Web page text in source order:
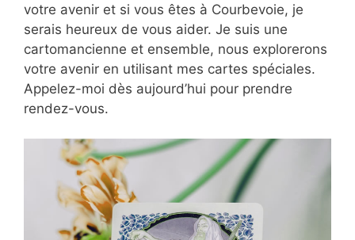
votre avenir et si vous êtes à Courbevoie, je
serais heureux de vous aider. Je suis une
cartomancienne et ensemble, nous explorerons
votre avenir en utilisant mes cartes spéciales.
Appelez-moi dès aujourd’hui pour prendre
rendez-vous.